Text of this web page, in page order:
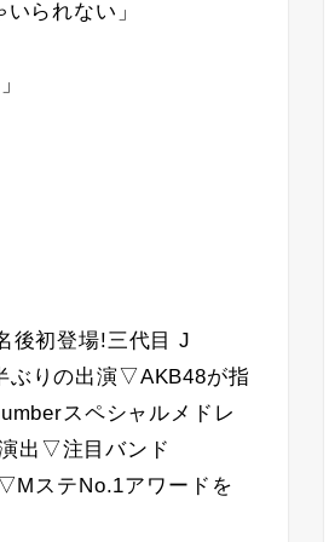
られない」
後初登場!三代目 J
ぶりの出演▽AKB48が指
スペシャルメドレ
出▽注目バンド
ステNo.1アワードを